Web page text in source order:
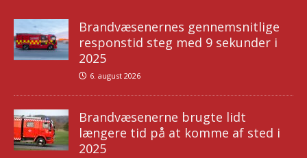
Brandvæsenernes gennemsnitlige
responstid steg med 9 sekunder i
2025
6. august 2026
Brandvæsenerne brugte lidt
længere tid på at komme af sted i
2025